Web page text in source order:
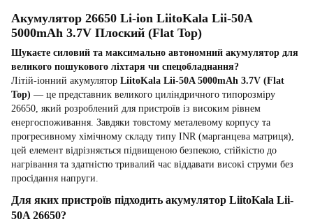
Акумулятор 26650 Li-ion LiitoKala Lii-50A
5000mAh 3.7V Плоский (Flat Top)
Шукаєте силовий та максимально автономний акумулятор для
великого пошукового ліхтаря чи спецобладнання?
Літій-іонний акумулятор LiitoKala Lii-50A 5000mAh 3.7V (Flat
Top) — це представник великого циліндричного типорозміру
26650, який розроблений для пристроїв із високим рівнем
енергоспоживання. Завдяки товстому металевому корпусу та
прогресивному хімічному складу типу INR (марганцева матриця),
цей елемент відрізняється підвищеною безпекою, стійкістю до
нагрівання та здатністю тривалий час віддавати високі струми без
просідання напруги.
Для яких пристроїв підходить акумулятор LiitoKala Lii-
50A 26650?